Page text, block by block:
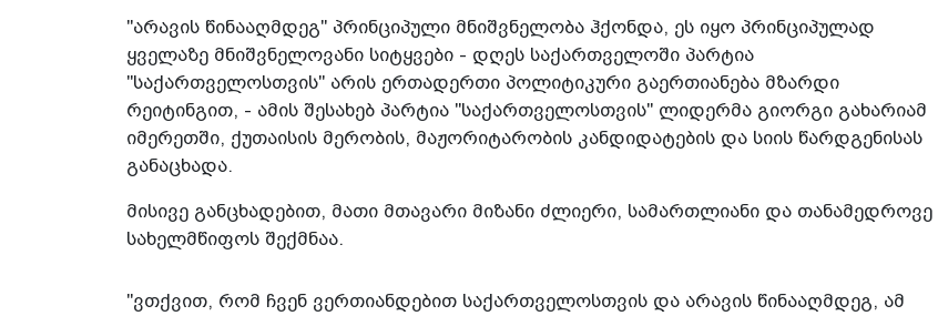
"არავის წინააღმდეგ" პრინციპული მნიშვნელობა ჰქონდა, ეს იყო პრინციპულად
ყველაზე მნიშვნელოვანი სიტყვები - დღეს საქართველოში პარტია
"საქართველოსთვის" არის ერთადერთი პოლიტიკური გაერთიანება მზარდი
რეიტინგით, - ამის შესახებ პარტია "საქართველოსთვის" ლიდერმა გიორგი გახარიამ
იმერეთში, ქუთაისის მერობის, მაჟორიტარობის კანდიდატების და სიის წარდგენისას
განაცხადა.
მისივე განცხადებით, მათი მთავარი მიზანი ძლიერი, სამართლიანი და თანამედროვე
სახელმწიფოს შექმნაა.
"ვთქვით, რომ ჩვენ ვერთიანდებით საქართველოსთვის და არავის წინააღმდეგ, ამ